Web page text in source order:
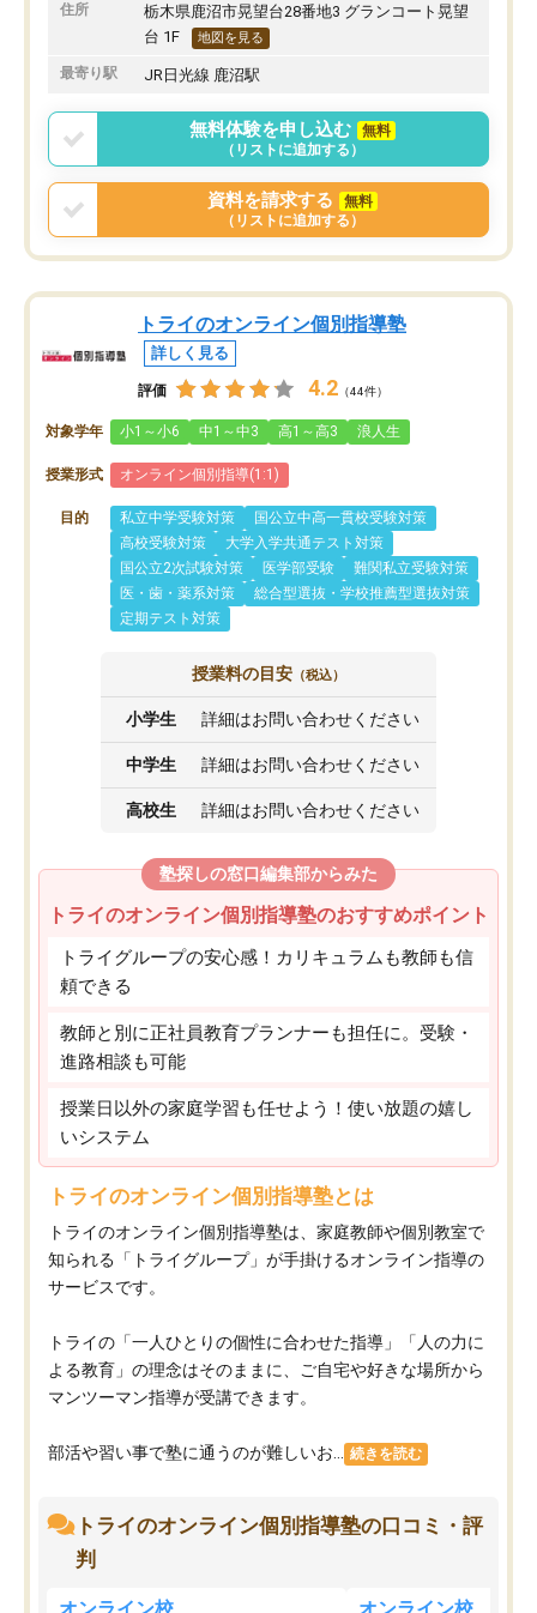
住所
栃木県鹿沼市晃望台28番地3 グランコート晃望
台 1F
地図を見る
最寄り駅 JR日光線 鹿沼駅
無料体験を申し込む
無料
（リストに追加する）
資料を請求する
無料
（リストに追加する）
トライのオンライン個別指導塾
詳しく見る
評価 4.2 （44件）
対象学年 小1～小6 中1～中3 高1～高3 浪人生
授業形式 オンライン個別指導(1:1)
目的 私立中学受験対策
国公立中高一貫校受験対策
高校受験対策
大学入学共通テスト対策
国公立2次試験対策
医学部受験
難関私立受験対策
医・歯・薬系対策
総合型選抜・学校推薦型選抜対策
定期テスト対策
授業料の目安 （税込）
小学生 詳細はお問い合わせください
中学生 詳細はお問い合わせください
高校生 詳細はお問い合わせください
塾探しの窓口編集部からみた
トライのオンライン個別指導塾のおすすめポイント
トライグループの安心感！カリキュラムも教師も信
頼できる
教師と別に正社員教育プランナーも担任に。受験・
進路相談も可能
授業日以外の家庭学習も任せよう！使い放題の嬉し
いシステム
トライのオンライン個別指導塾とは
トライのオンライン個別指導塾は、家庭教師や個別教室で
知られる「トライグループ」が手掛けるオンライン指導の
サービスです。
トライの「一人ひとりの個性に合わせた指導」「人の力に
よる教育」の理念はそのままに、ご自宅や好きな場所から
マンツーマン指導が受講できます。
部活や習い事で塾に通うのが難しいお... 続きを読む
トライのオンライン個別指導塾の口コミ・評
判